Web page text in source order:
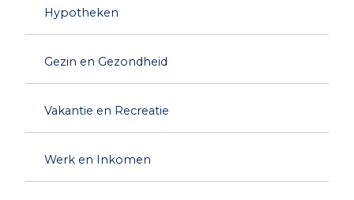
Hypotheken
Gezin en Gezondheid
Vakantie en Recreatie
Werk en Inkomen